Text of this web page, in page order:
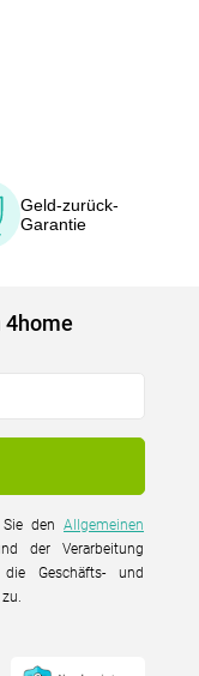
Geld-zurück-
Garantie
4home
Sie denAllgemeinen
Geschäfts- und